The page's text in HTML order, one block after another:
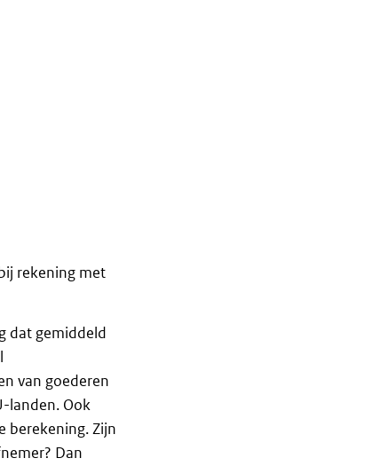
rekening met
dat gemiddeld
van goederen
landen. Ook
berekening. Zijn
Dan